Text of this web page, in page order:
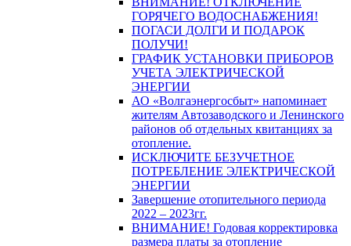
ГОРЯЧЕГО ВОДОСНАБЖЕНИЯ!
ПОГАСИ ДОЛГИ И ПОДАРОК
ПОЛУЧИ!
ГРАФИК УСТАНОВКИ ПРИБОРОВ
УЧЕТА ЭЛЕКТРИЧЕСКОЙ
ЭНЕРГИИ
АО «Волгаэнергосбыт» напоминает
жителям Автозаводского и Ленинского
районов об отдельных квитанциях за
отопление.
ИСКЛЮЧИТЕ БЕЗУЧЕТНОЕ
ПОТРЕБЛЕНИЕ ЭЛЕКТРИЧЕСКОЙ
ЭНЕРГИИ
Завершение отопительного периода
2022 – 2023гг.
ВНИМАНИЕ! Годовая корректировка
размера платы за отопление